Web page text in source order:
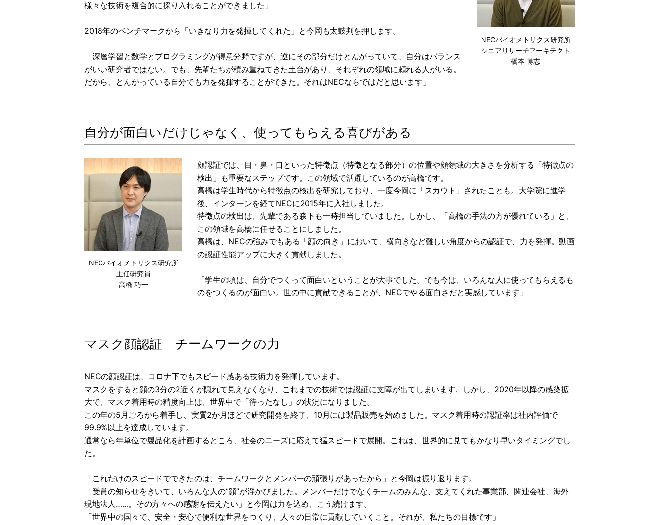
NECバイオメトリクス研究所
シニアリサーチアーキテクト
橋本 博志
様々な技術を複合的に採り入れることができました」
2018年のベンチマークから「いきなり力を発揮してくれた」と今岡も太鼓判を押します。
「深層学習と数学とプログラミングが得意分野ですが、逆にその部分だけとんがっていて、自分はバランス
がいい研究者ではない。でも、先輩たちが積み重ねてきた土台があり、それぞれの領域に頼れる人がいる。
だから、とんがっている自分でも力を発揮することができた。それはNECならではだと思います」
自分が面白いだけじゃなく、使ってもらえる喜びがある
NECバイオメトリクス研究所
主任研究員
高橋 巧一
顔認証では、目・鼻・口といった特徴点（特徴となる部分）の位置や顔領域の大きさを分析する「特徴点の
検出」も重要なステップです。この領域で活躍しているのが高橋です。
高橋は学生時代から特徴点の検出を研究しており、一度今岡に「スカウト」されたことも。大学院に進学
後、インターンを経てNECに2015年に入社しました。
特徴点の検出は、先輩である森下も一時担当していました。しかし、「高橋の手法の方が優れている」と、
この領域を高橋に任せることにしました。
高橋は、NECの強みでもある「顔の向き」において、横向きなど難しい角度からの認証で、力を発揮。動画
の認証性能アップに大きく貢献しました。
「学生の頃は、自分でつくって面白いということが大事でした。でも今は、いろんな人に使ってもらえるも
のをつくるのが面白い。世の中に貢献できることが、NECでやる面白さだと実感しています」
マスク顔認証 チームワークの力
NECの顔認証は、コロナ下でもスピード感ある技術力を発揮しています。
マスクをすると顔の3分の2近くが隠れて見えなくなり、これまでの技術では認証に支障が出てしまいます。しかし、2020年以降の感染拡
大で、マスク着用時の精度向上は、世界中で「待ったなし」の状況になりました。
この年の5月ごろから着手し、実質2か月ほどで研究開発を終了、10月には製品販売を始めました。マスク着用時の認証率は社内評価で
99.9%以上を達成しています。
通常なら年単位で製品化を計画するところ、社会のニーズに応えて猛スピードで展開。これは、世界的に見てもかなり早いタイミングでし
た。
「これだけのスピードでできたのは、チームワークとメンバーの頑張りがあったから」と今岡は振り返ります。
「受賞の知らせをきいて、いろんな人の“顔”が浮かびました。メンバーだけでなくチームのみんな、支えてくれた事業部、関連会社、海外
現地法人……。その方々への感謝を伝えたい」と今岡は力を込め、こう続けます。
「世界中の国々で、安全・安心で便利な世界をつくり、人々の日常に貢献していくこと。それが、私たちの目標です」